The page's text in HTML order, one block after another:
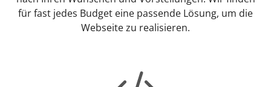
für fast jedes Budget eine passende Lösung, um die
Webseite zu realisieren.